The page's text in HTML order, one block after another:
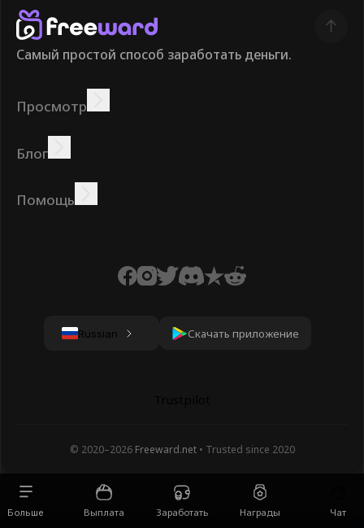
Самый простой способ заработать деньги.
Просмотр
Зарабатывать
Блог
Зарабатывайте онлайн
Помощь
Russian Скачать приложение
© 2020–2026 Freeward.net• Trusted since 2020
Больше Выплата Заработать Награды Чат